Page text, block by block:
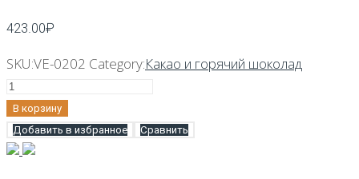
423.00₽
SKU:VE-0202 Category:Какао и горячий шоколад
Количество
Горячий
шоколад
Aristocrat
В корзину
Добавить в избранное
Сравнить